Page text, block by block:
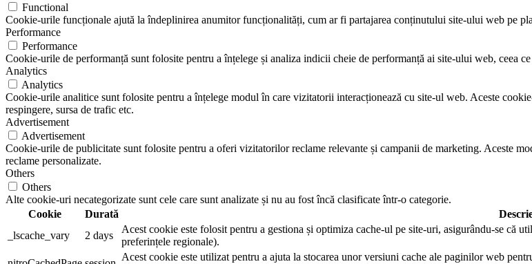
Functional
Cookie-urile funcționale ajută la îndeplinirea anumitor funcționalități, cum ar fi partajarea conținutului site-ului web pe
Performance
Performance
Cookie-urile de performanță sunt folosite pentru a înțelege și analiza indicii cheie de performanță ai site-ului web, ceea
Analytics
Analytics
Cookie-urile analitice sunt folosite pentru a înțelege modul în care vizitatorii interacționează cu site-ul web. Aceste
respingere, sursa de trafic etc.
Advertisement
Advertisement
Cookie-urile de publicitate sunt folosite pentru a oferi vizitatorilor reclame relevante și campanii de marketing. Aceste
reclame personalizate.
Others
Others
Alte cookie-uri necategorizate sunt cele care sunt analizate și nu au fost încă clasificate într-o categorie.
Cookie
Durată
_lscache_vary
2 days
Acest cookie este folosit pentru a gestiona și optimiza cache-ul pe site-uri, asigurându-se
preferințele regionale).
Acest cookie este utilizat pentru a ajuta la stocarea unor versiuni cache ale paginilor web